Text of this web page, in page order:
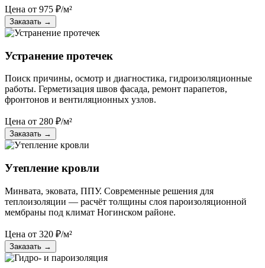
Цена от 975 ₽/м²
Заказать →
Устранение протечек
Поиск причины, осмотр и диагностика, гидроизоляционные
работы. Герметизация швов фасада, ремонт парапетов,
фронтонов и вентиляционных узлов.
Цена от 280 ₽/м²
Заказать →
Утепление кровли
Минвата, эковата, ППУ. Современные решения для
теплоизоляции — расчёт толщины слоя пароизоляционной
мембраны под климат Ногинском районе.
Цена от 320 ₽/м²
Заказать →